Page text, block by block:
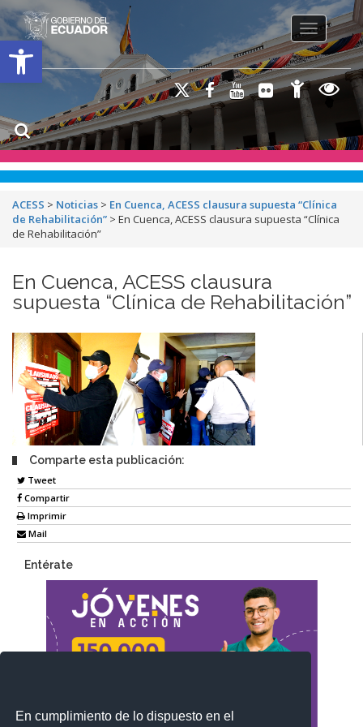
En cumplimiento de lo dispuesto en el
Open toolbar
Toggle
ACESS > Noticias > En Cuenca, ACESS clausura supuesta “Clínica
de Rehabilitación” > En Cuenca, ACESS clausura supuesta “Clínica
de Rehabilitación”
En Cuenca, ACESS clausura
supuesta “Clínica de Rehabilitación”
Comparte esta publicación:
Tweet
Compartir
Imprimir
Mail
Entérate